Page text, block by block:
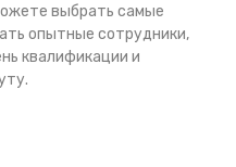
выбрать самые
опытные сотрудники,
квалификации и